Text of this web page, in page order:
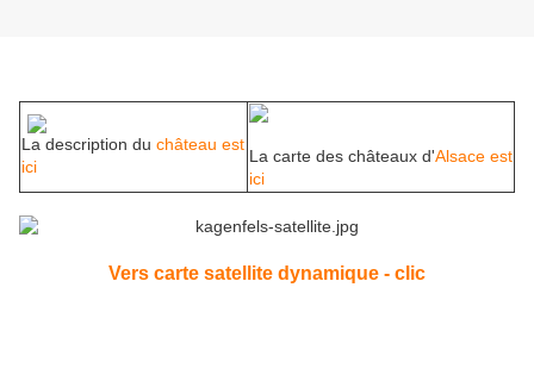
La description du château est
ici
La carte des châteaux d'Alsace est
ici
Vers carte satellite dynamique - clic